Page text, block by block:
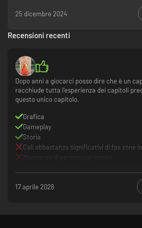
25 dicembre 2024
Recensioni recenti
Dopo anni a giocarci posso dire che è un
racchiude tutta l'esperienza dei capitoli
questo unico capitolo.
Grafica
Gameplay
Storia
Cali abbastanza significativi di fps zone
Mancanza di personaggi iconici
17 aprile 2026